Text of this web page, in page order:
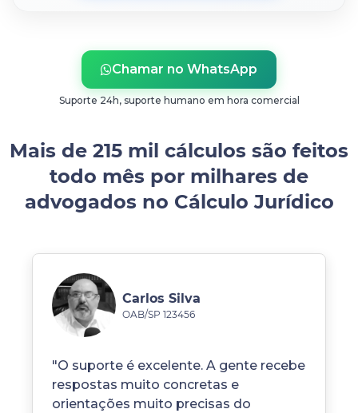
Chamar no WhatsApp
Suporte 24h, suporte humano em hora comercial
Mais de 215 mil cálculos são feitos
todo mês por milhares de
advogados no Cálculo Jurídico
Carlos Silva
OAB/SP 123456
"O suporte é excelente. A gente recebe
respostas muito concretas e
orientações muito precisas do